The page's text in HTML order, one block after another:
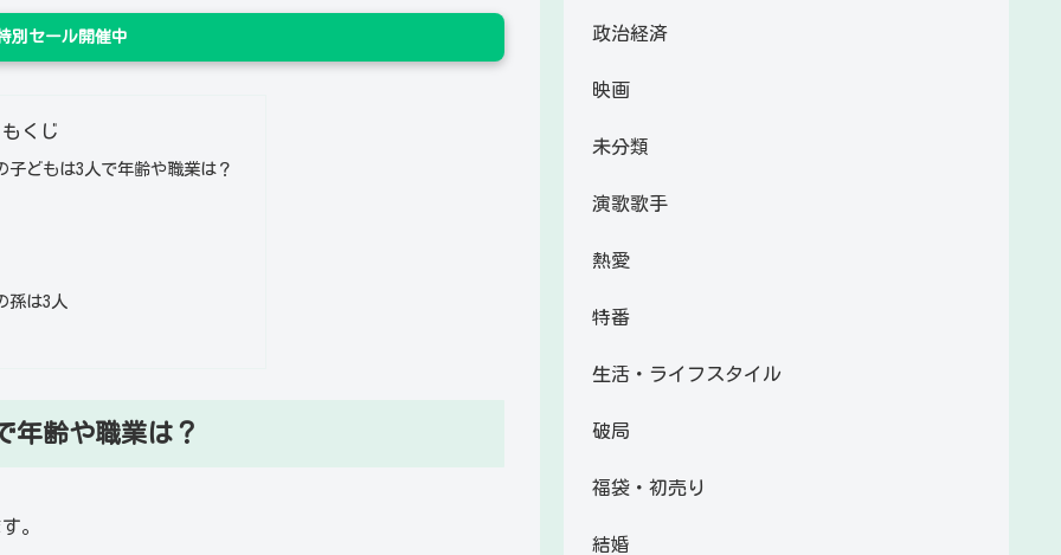
別セール開催中
もくじ
子どもは3人で年齢や職業は？
孫は3人
年齢や職業は？
。
政治経済
映画
未分類
演歌歌手
熱愛
特番
生活・ライフスタイル
破局
福袋・初売り
結婚